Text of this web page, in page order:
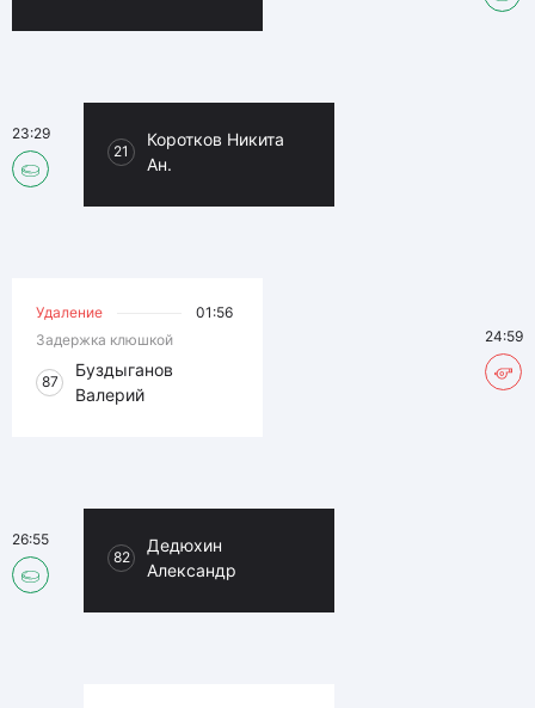
21
Коротков Никита
Ан.
23:29
Удаление
01:56
Задержка клюшкой
87
Буздыганов
Валерий
24:59
82
Дедюхин
Александр
26:55